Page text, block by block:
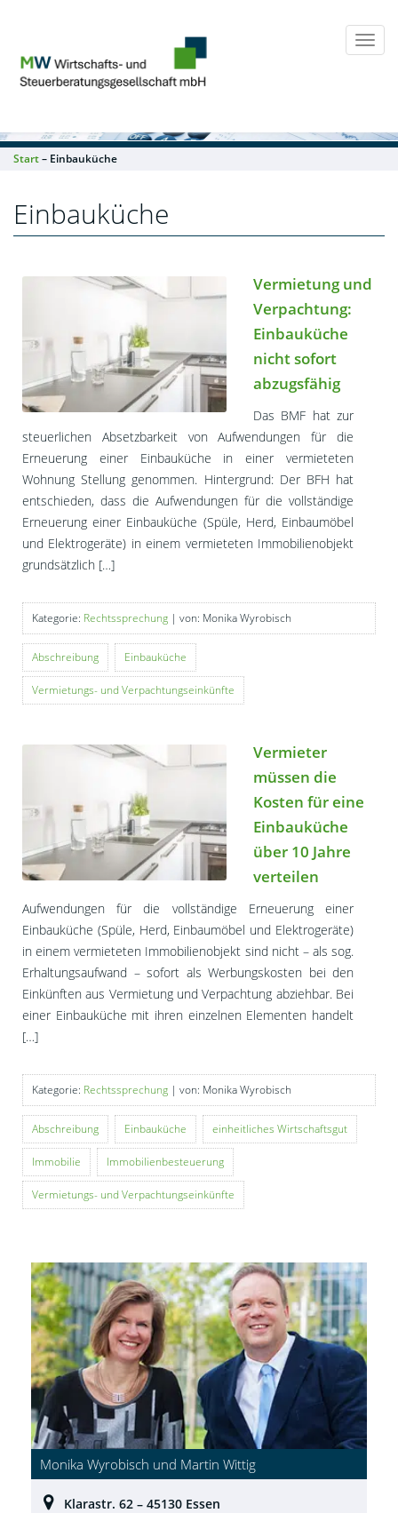
Start– Einbauküche
Einbauküche
Vermietung und
Verpachtung:
Einbauküche
nicht sofort
abzugsfähig
Das BMF hat zur
steuerlichen Absetzbarkeit von Aufwendungen für die
Erneuerung einer Einbauküche in einer vermieteten
Wohnung Stellung genommen. Hintergrund: Der BFH hat
entschieden, dass die Aufwendungen für die vollständige
Erneuerung einer Einbauküche (Spüle, Herd, Einbaumöbel
und Elektrogeräte) in einem vermieteten Immobilienobjekt
grundsätzlich […]
Kategorie: Rechtssprechung | von: Monika Wyrobisch
Abschreibung Einbauküche
Vermietungs- und Verpachtungseinkünfte
Vermieter
müssen die
Kosten für eine
Einbauküche
über 10 Jahre
verteilen
Aufwendungen für die vollständige Erneuerung einer
Einbauküche (Spüle, Herd, Einbaumöbel und Elektrogeräte)
in einem vermieteten Immobilienobjekt sind nicht – als sog.
Erhaltungsaufwand – sofort als Werbungskosten bei den
Einkünften aus Vermietung und Verpachtung abziehbar. Bei
einer Einbauküche mit ihren einzelnen Elementen handelt
[…]
Kategorie: Rechtssprechung | von: Monika Wyrobisch
Abschreibung Einbauküche einheitliches Wirtschaftsgut
Immobilie Immobilienbesteuerung
Vermietungs- und Verpachtungseinkünfte
Monika Wyrobisch und Martin Wittig
Klarastr. 62 – 45130 Essen